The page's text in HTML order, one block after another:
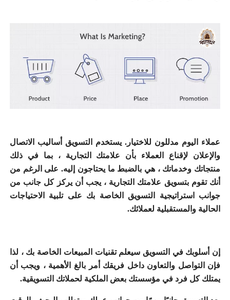
عملاء اليوم مدللون للاختيار. يستخدم التسويق أساليب الاتصال
والإعلان لإقناع العملاء بأن علامتك التجارية ، بما في ذلك
منتجاتك وخدماتك ، هي بالضبط ما يحتاجون إليه. على الرغم من
أنك تقوم بتسويق علامتك التجارية ، يجب أن يركز كل جانب من
جوانب استراتيجية التسويق الخاصة بك على تلبية الاحتياجات
الحالية والمستقبلية لعملائك.
إن أسلوبك في التسويق سيعلم تقنيات المبيعات الخاصة بك ، لذا
فإن التواصل والتعاون داخل فريقك أمر بالغ الأهمية ، ويجب أن
يمتلك كل فرد في مؤسستك بعض الملكية لحملاتك التسويقية.